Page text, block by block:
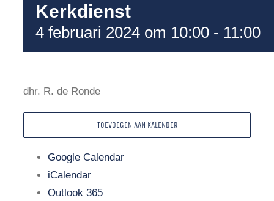
Kerkdienst
4 februari 2024 om 10:00 - 11:00
dhr. R. de Ronde
TOEVOEGEN AAN KALENDER
Google Calendar
iCalendar
Outlook 365